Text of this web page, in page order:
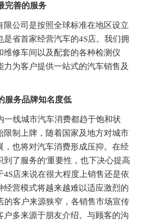
善的服务
公司是按照全球标准在地区设立
是省首家经营汽车的4S店。我们拥
维修车间以及配套的各种检测仪
力为客户提供一站式的汽车销售及
务品牌知名度低
线城市汽车消费都趋于饱和状
限制上牌，随着国家及地方对城市
，也将对汽车消费形成压抑。在经
到了服务的'重要性，也下决心提高
4S店来说在很大程度上销售还是依
经营模式将越来越难以适应激烈的
的客户来源狭窄，各销售市场宣传
户多来源于朋友介绍。与顾客的沟